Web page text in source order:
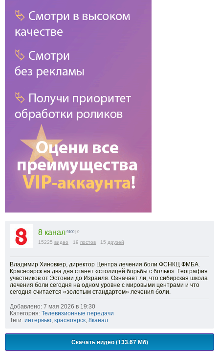
8 канал 9100 | 0
15225 видео 19 постов 15 друзей
Владимир Хиновкер, директор Центра лечения боли ФСНКЦ ФМБА.
Красноярск на два дня станет «столицей борьбы с болью». География
участников от Эстонии до Израиля. Означает ли, что сибирская школа
лечения боли сегодня на одном уровне с мировыми центрами и что
сегодня считается «золотым стандартом» лечения боли.
Добавлено: 7 мая 2026 в 19:30
Категория: Телевизионные передачи
Теги: интервью, красноярск, 8канал
Скачать видео (133.67 Мб)